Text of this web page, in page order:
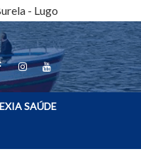
- Lugo
SAÚDE